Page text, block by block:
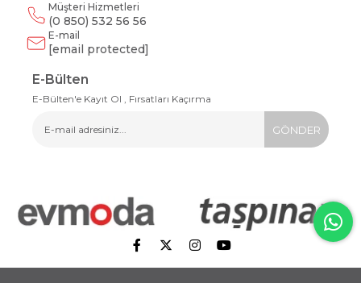
Müşteri Hizmetleri
(0 850) 532 56 56
E-mail
[email protected]
E-Bülten
E-Bülten'e Kayıt Ol , Fırsatları Kaçırma
GÖNDER